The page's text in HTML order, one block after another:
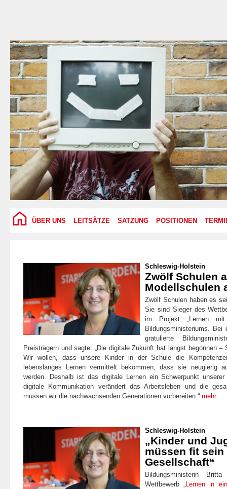
ÜBER UNS LEITSÄTZE SATZUNG POSITIONEN
Schleswig-Holstein
Zwölf Schulen
Modellschulen
Zwölf Schulen haben es
Sie sind Sieger des
im Projekt „Lernen
Bildungsministeriums. Bei
gratulierte
Preisträgern und sagte: „Die digitale Zukunft hat längst begonnen
Wir wollen, dass unsere Kinder in der Schule die
lebenslanges Lernen vermittelt bekommen, dass sie neugierig
werden. Deshalb ist das digitale Lernen ein Schwerpunkt
digitale Kommunikation verändert das Arbeitsleben und die
müssen wir die nachwachsenden Generationen vorbereiten.“ mehr…
Schleswig-Holstein
„Kinder und
müssen fit
Gesellschaft“
Bildungsministerin
Wettbewerb „ Lernen in